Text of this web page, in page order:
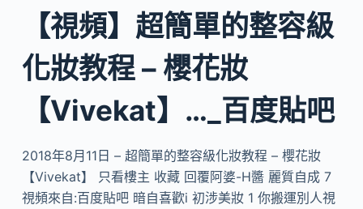
【視頻】超簡單的整容級
化妝教程 – 櫻花妝
【Vivekat】…_百度貼吧
2018年8月11日 – 超簡單的整容級化妝教程 – 櫻花妝
【Vivekat】 只看樓主 收藏 回覆阿婆-H醬 麗質自成 7
視頻來自:百度貼吧 暗自喜歡i 初涉美妝 1 你搬運別人視